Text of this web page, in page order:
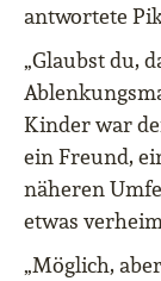
antwortete
„Glaubst du,
Kinder war
ein Freund,
näheren
etwas
„Möglich,